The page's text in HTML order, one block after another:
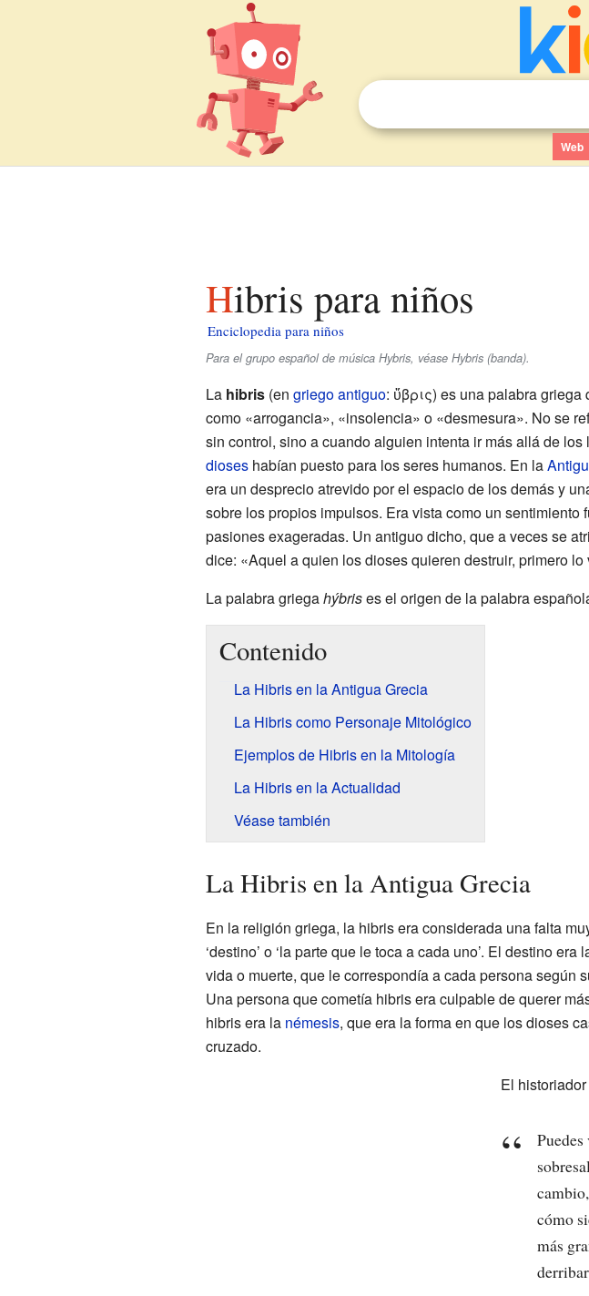
Web
Hibris para niños
Enciclopedia para niños
Para el grupo español de música Hybris, véase Hybris (banda).
La hibris(en griego antiguo: ὕβρις) es una palabra
como «arrogancia», «insolencia» o «desmesura». No se
sin control, sino a cuando alguien intenta ir más allá de los
dioseshabían puesto para los seres humanos. En la
era un desprecio atrevido por el espacio de los demás y
sobre los propios impulsos. Era vista como un sentimiento
pasiones exageradas. Un antiguo dicho, que a veces se
dice: «Aquel a quien los dioses quieren destruir, primero lo
La palabra griegahýbrises el origen de la palabra
Contenido
La Hibris en la Antigua Grecia
La Hibris como Personaje Mitológico
Ejemplos de Hibris en la Mitología
La Hibris en la Actualidad
Véase también
La Hibris en la Antigua Grecia
En la religión griega, la hibris era considerada una falta
‘destino’ o ‘la parte que le toca a cada uno’. El destino
vida o muerte, que le correspondía a cada persona según
Una persona que cometía hibris era culpable de querer
hibris era la némesis, que era la forma en que los dioses
cruzado.
El historiador
cómo
más